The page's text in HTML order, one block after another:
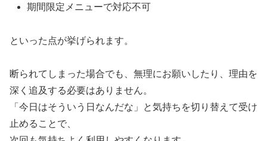
期間限定メニューで対応不可
といった点が挙げられます。
断られてしまった場合でも、無理にお願いしたり、理由を
深く追及する必要はありません。
「今日はそういう日なんだな」と気持ちを切り替えて受け
止めることで、